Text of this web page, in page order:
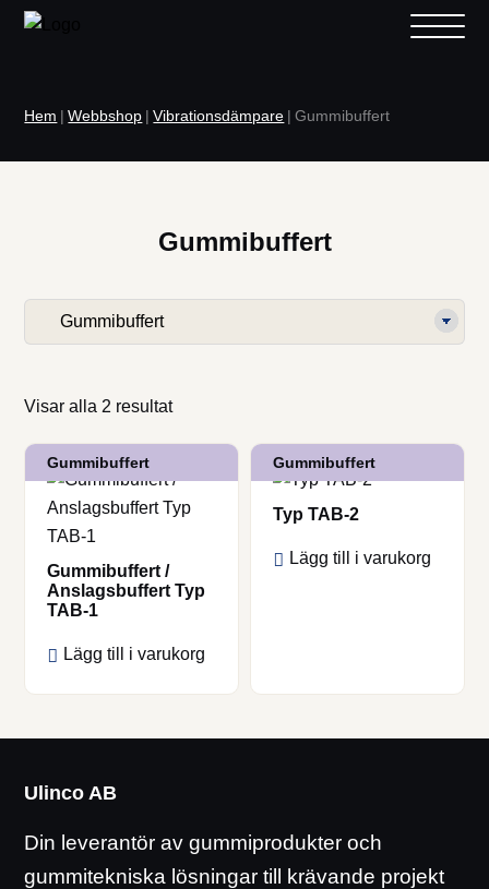
Hem Webbshop Vibrationsdämpare Gummibuffert
Gummibuffert
/webbshop/
webbshop/kategori
Visar alla 2 resultat
Gummibuffert
Gummibuffert /
Anslagsbuffert Typ
TAB-1
Lägg till i varukorg
Den
här
produkten
har
flera
varianter.
De
på
Gummibuffert
Typ TAB-2
Lägg till i varukorg
Den
här
har
Ulinco AB
Din leverantör av gummiprodukter och
gummitekniska lösningar till krävande projekt